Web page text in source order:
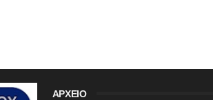
ΑΡΧΕΙΟ